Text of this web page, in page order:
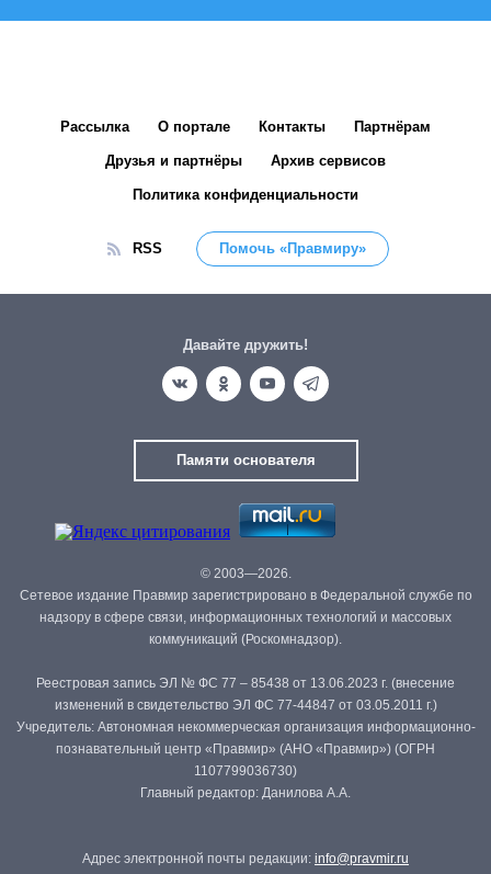
Рассылка О портале Контакты Партнёрам
Друзья и партнёры Архив сервисов
Политика конфиденциальности
RSS Помочь «Правмиру»
Давайте дружить!
Памяти основателя
© 2003—2026.
Сетевое издание Правмир зарегистрировано в Федеральной службе по
надзору в сфере связи, информационных технологий и массовых
коммуникаций (Роскомнадзор).
Реестровая запись ЭЛ № ФС 77 – 85438 от 13.06.2023 г. (внесение
изменений в свидетельство ЭЛ ФС 77-44847 от 03.05.2011 г.)
Учредитель: Автономная некоммерческая организация информационно-
познавательный центр «Правмир» (АНО «Правмир») (ОГРН
1107799036730)
Главный редактор: Данилова А.А.
Адрес электронной почты редакции: info@pravmir.ru